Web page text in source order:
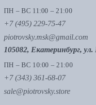
ПН – ВС 11:00 – 21:00
+7 (495) 229-75-47
piotrovsky.msk@gmail.com
105082, Екатеринбург,
ПН – ВС 10:00 – 21:00
+7 (343) 361-68-07
sale@piotrovsky.store